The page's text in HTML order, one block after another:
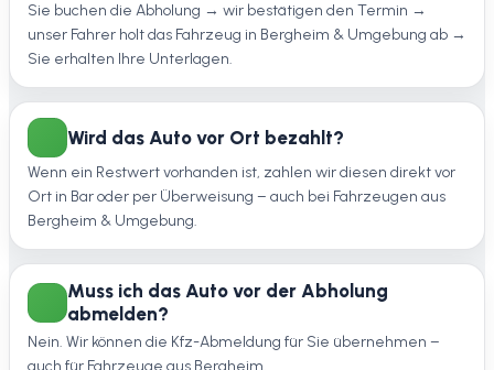
Sie buchen die Abholung → wir bestätigen den Termin →
unser Fahrer holt das Fahrzeug in Bergheim & Umgebung ab →
Sie erhalten Ihre Unterlagen.
Wird das Auto vor Ort bezahlt?
Wenn ein Restwert vorhanden ist, zahlen wir diesen direkt vor
Ort in Bar oder per Überweisung – auch bei Fahrzeugen aus
Bergheim & Umgebung.
Muss ich das Auto vor der Abholung
abmelden?
Nein. Wir können die Kfz-Abmeldung für Sie übernehmen –
auch für Fahrzeuge aus Bergheim.